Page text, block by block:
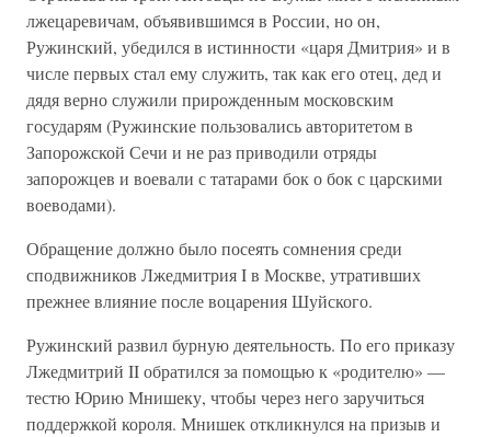
лжецаревичам, объявившимся в России, но он,
Ружинский, убедился в истинности «царя Дмитрия» и в
числе первых стал ему служить, так как его отец, дед и
дядя верно служили прирожденным московским
государям (Ружинские пользовались авторитетом в
Запорожской Сечи и не раз приводили отряды
запорожцев и воевали с татарами бок о бок с царскими
воеводами).
Обращение должно было посеять сомнения среди
сподвижников Лжедмитрия I в Москве, утративших
прежнее влияние после воцарения Шуйского.
Ружинский развил бурную деятельность. По его приказу
Лжедмитрий II обратился за помощью к «родителю» —
тестю Юрию Мнишеку, чтобы через него заручиться
поддержкой короля. Мнишек откликнулся на призыв и